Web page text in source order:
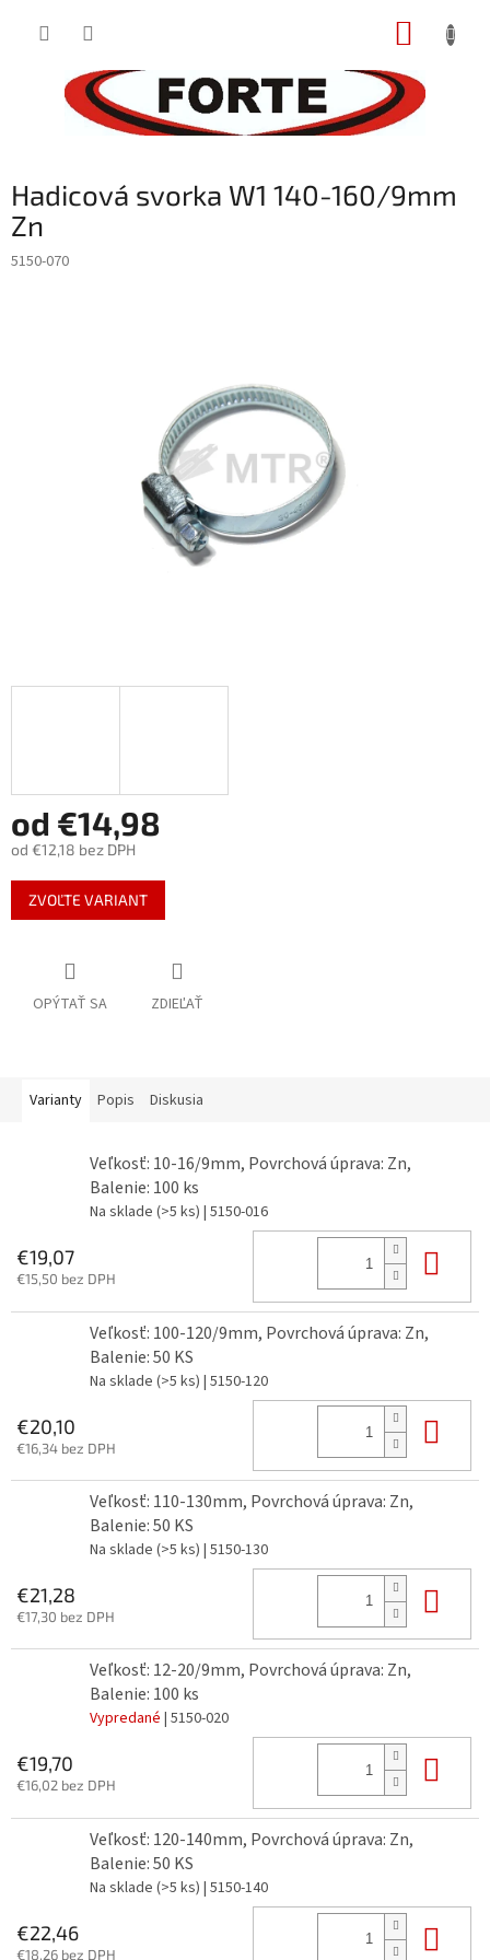
Hadicová svorka W1 140-160/9mm
Zn
5150-070
od €14,98
od €12,18 bez DPH
Jednotková
cena:
ZVOĽTE VARIANT
OPÝTAŤ SA ZDIEĽAŤ
Varianty Popis Diskusia
Veľkosť: 10-16/9mm, Povrchová úprava: Zn,
Balenie: 100 ks
Na sklade (>5 ks) | 5150-016
€19,07
€15,50 bez DPH
Veľkosť: 100-120/9mm, Povrchová úprava: Zn,
Balenie: 50 KS
Na sklade (>5 ks) | 5150-120
€20,10
€16,34 bez DPH
Veľkosť: 110-130mm, Povrchová úprava: Zn,
Balenie: 50 KS
Na sklade (>5 ks) | 5150-130
€21,28
€17,30 bez DPH
Veľkosť: 12-20/9mm, Povrchová úprava: Zn,
Balenie: 100 ks
Vypredané | 5150-020
€19,70
€16,02 bez DPH
Veľkosť: 120-140mm, Povrchová úprava: Zn,
Balenie: 50 KS
Na sklade (>5 ks) | 5150-140
€22,46
€18,26 bez DPH